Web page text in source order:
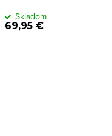
69,95 €
Skladom